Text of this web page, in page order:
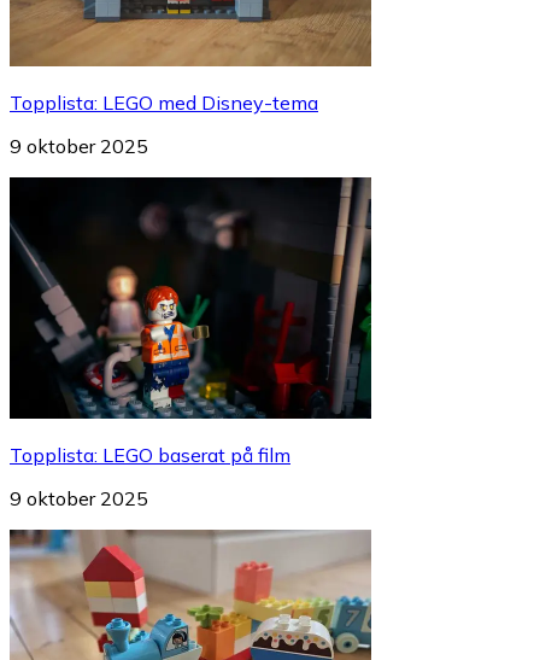
Topplista: LEGO med Disney-tema
9 oktober 2025
Topplista: LEGO baserat på film
9 oktober 2025